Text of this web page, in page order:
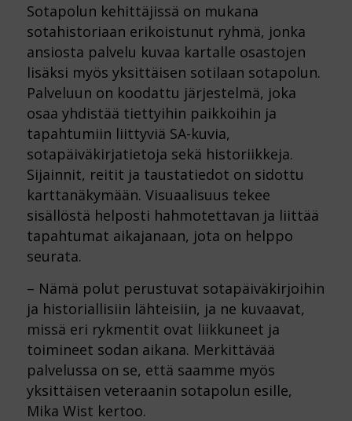
Sotapolun kehittäjissä on mukana
sotahistoriaan erikoistunut ryhmä, jonka
ansiosta palvelu kuvaa kartalle osastojen
lisäksi myös yksittäisen sotilaan sotapolun.
Palveluun on koodattu järjestelmä, joka
osaa yhdistää tiettyihin paikkoihin ja
tapahtumiin liittyviä SA-kuvia,
sotapäiväkirjatietoja sekä historiikkeja.
Sijainnit, reitit ja taustatiedot on sidottu
karttanäkymään. Visuaalisuus tekee
sisällöstä helposti hahmotettavan ja liittää
tapahtumat aikajanaan, jota on helppo
seurata.
– Nämä polut perustuvat sotapäiväkirjoihin
ja historiallisiin lähteisiin, ja ne kuvaavat,
missä eri rykmentit ovat liikkuneet ja
toimineet sodan aikana. Merkittävää
palvelussa on se, että saamme myös
yksittäisen veteraanin sotapolun esille,
Mika Wist kertoo.